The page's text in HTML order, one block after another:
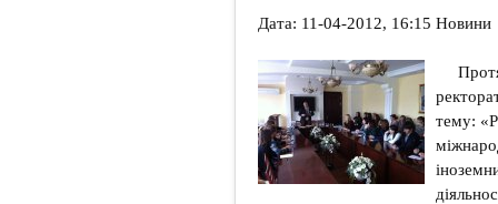
Дата: 11-04-2012, 16:15 Новини
тему: